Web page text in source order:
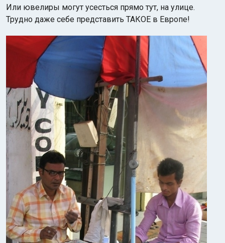
Или ювелиры могут усесться прямо тут, на улице.
Трудно даже себе представить ТАКОЕ в Европе!